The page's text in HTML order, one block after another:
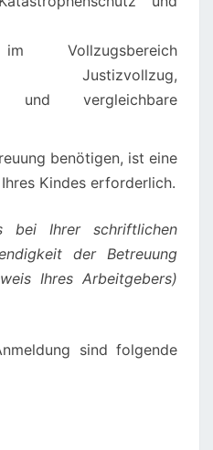
Vollzugsbereich
Justizvollzug,
und vergleichbare
benötigen, ist eine
Kindes erforderlich.
bei Ihrer schriftlichen
der Betreuung
Ihres Arbeitgebers)
sind folgende